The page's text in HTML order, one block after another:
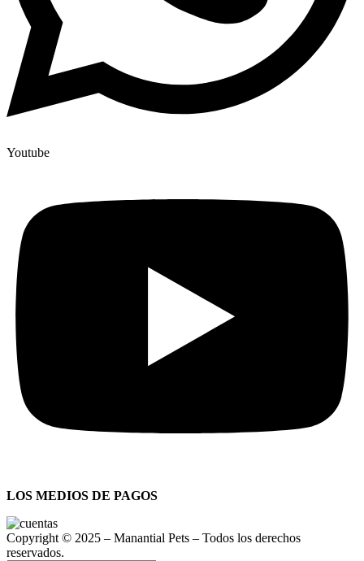
Youtube
LOS MEDIOS DE PAGOS
Copyright © 2025 – Manantial Pets – Todos los derechos
reservados.